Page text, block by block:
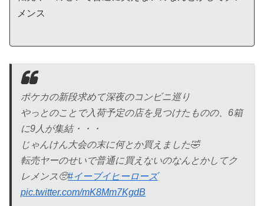
メンス
ポケカの新段求めて深夜のコンビニ巡り
やっとのことで入荷予定の店を見つけたものの、6箱
に9人が集結・・・
じゃんけん大会の末に何とか買えました🤣
転売ヤーのせいで普通に買えないのなんとかしてク
レメンス🥺#イーブイヒーローズ
pic.twitter.com/mK8Mm7KgdB